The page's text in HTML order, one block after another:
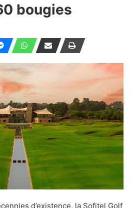
bougies
d’existence, la Sofitel Golf